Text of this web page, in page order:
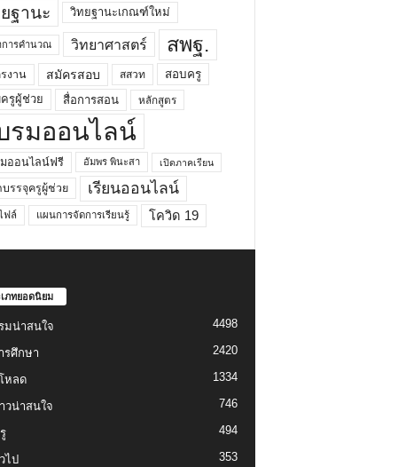
ฐานะ วิทยฐานะเกณฑ์ใหม่
การคำนวณ วิทยาศาสตร์ สพฐ.
งาน สมัครสอบ สสวท
สอบครู
รูผู้ช่วย
สื่อการสอน หลักสูตร
รมออนไลน์
ออนไลน์ฟรี อัมพร พินะสา เปิดภาคเรียน
บรรจุครูผู้ช่วย เรียนออนไลน์
ฟล์ แผนการจัดการเรียนรู้ โควิด 19
ภทยอดนิยม
มน่าสนใจ 4498
รศึกษา 2420
หลด 1334
าวน่าสนใจ 746
494
ไป 353